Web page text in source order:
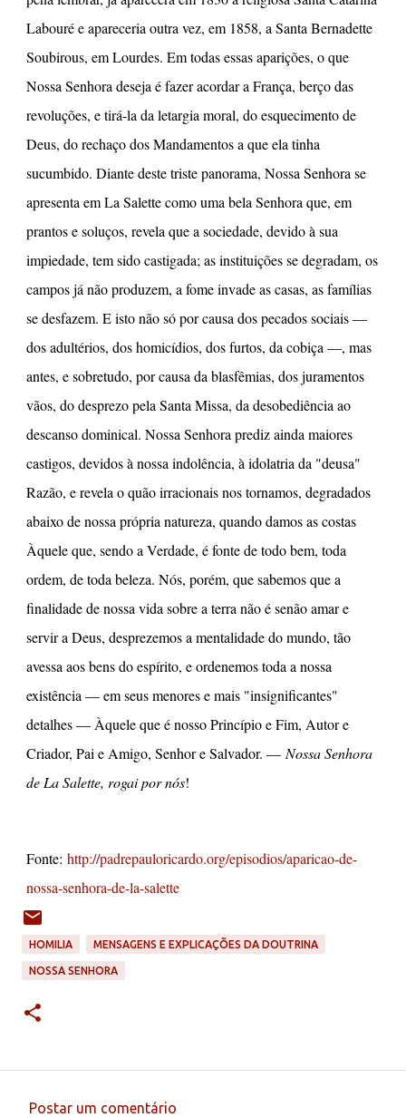
Labouré e apareceria outra vez, em 1858, a Santa Bernadette
Soubirous, em Lourdes. Em todas essas aparições, o que
Nossa Senhora deseja é fazer acordar a França, berço das
revoluções, e tirá-la da letargia moral, do esquecimento de
Deus, do rechaço dos Mandamentos a que ela tinha
sucumbido. Diante deste triste panorama, Nossa Senhora se
apresenta em La Salette como uma bela Senhora que, em
prantos e soluços, revela que a sociedade, devido à sua
impiedade, tem sido castigada; as instituições se degradam, os
campos já não produzem, a fome invade as casas, as famílias
se desfazem. E isto não só por causa dos pecados sociais —
dos adultérios, dos homicídios, dos furtos, da cobiça —, mas
antes, e sobretudo, por causa da blasfêmias, dos juramentos
vãos, do desprezo pela Santa Missa, da desobediência ao
descanso dominical. Nossa Senhora prediz ainda maiores
castigos, devidos à nossa indolência, à idolatria da "deusa"
Razão, e revela o quão irracionais nos tornamos, degradados
abaixo de nossa própria natureza, quando damos as costas
Àquele que, sendo a Verdade, é fonte de todo bem, toda
ordem, de toda beleza. Nós, porém, que sabemos que a
finalidade de nossa vida sobre a terra não é senão amar e
servir a Deus, desprezemos a mentalidade do mundo, tão
avessa aos bens do espírito, e ordenemos toda a nossa
existência — em seus menores e mais "insignificantes"
detalhes — Àquele que é nosso Princípio e Fim, Autor e
Criador, Pai e Amigo, Senhor e Salvador. — Nossa Senhora
de La Salette, rogai por nós!
Fonte: http://padrepauloricardo.org/episodios/aparicao-de-
nossa-senhora-de-la-salette
HOMILIA MENSAGENS E EXPLICAÇÕES DA DOUTRINA
NOSSA SENHORA
Postar um comentário